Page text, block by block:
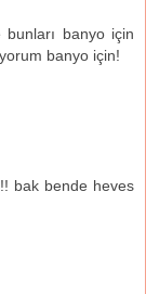
banyo için
banyo için!
bak bende heves